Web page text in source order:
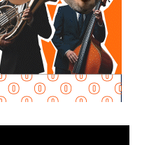
quienes, teniendo
una obligación
en curso, ayuden al
figurar como titulares
jurídicos simulados
cumplan las
mediante la
Torres. Como salida
continuar por esta
a avenida Simón Díaz,
y el
la avenida